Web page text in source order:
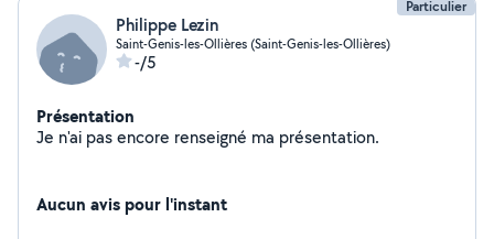
Particulier
Philippe Lezin
Saint-Genis-les-Ollières (Saint-Genis-les-Ollières)
-/5
Présentation
Je n'ai pas encore renseigné ma présentation.
Aucun avis pour l'instant